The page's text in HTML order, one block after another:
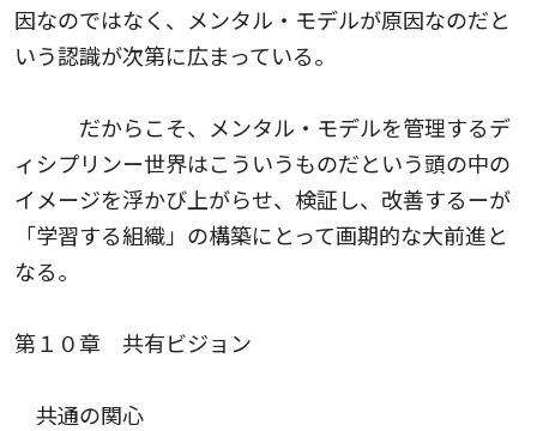
因なのではなく、メンタル・モデルが原因なのだと
いう認識が次第に広まっている。
だからこそ、メンタル・モデルを管理するデ
ィシプリンー世界はこういうものだという頭の中の
イメージを浮かび上がらせ、検証し、改善するーが
「学習する組織」の構築にとって画期的な大前進と
なる。
第１０章 共有ビジョン
共通の関心